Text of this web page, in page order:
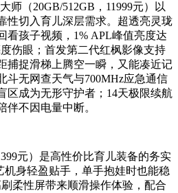
师（20GB/512GB，11999元）以
性切入育儿深层需求。超透亮灵珑
看孩子视频，1% APL峰值亮度达
伤眼；首发第二代红枫影像支持
捕捉滑梯上腾空一瞬，又能凑近记
斗无网查天气与700MHz应急通信
区成为无形守护者；14天极限续航
伴不因电量中断。
元）是高性价比育儿装备的务实
机身轻盈贴手，单手抱娃时也能稳
刷柔性屏带来顺滑操作体验，配合